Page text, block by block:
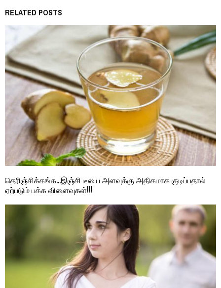
RELATED POSTS
தெரிஞ்சிக்கங்க…இஞ்சி டீயை அளவுக்கு அதிகமாக குடிப்பதால்
ஏற்படும் பக்க விளைவுகள்!!!